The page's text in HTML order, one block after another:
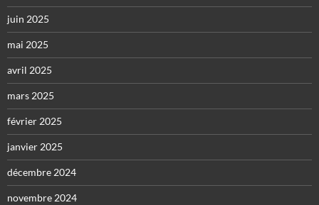
juin 2025
mai 2025
avril 2025
mars 2025
février 2025
janvier 2025
décembre 2024
novembre 2024